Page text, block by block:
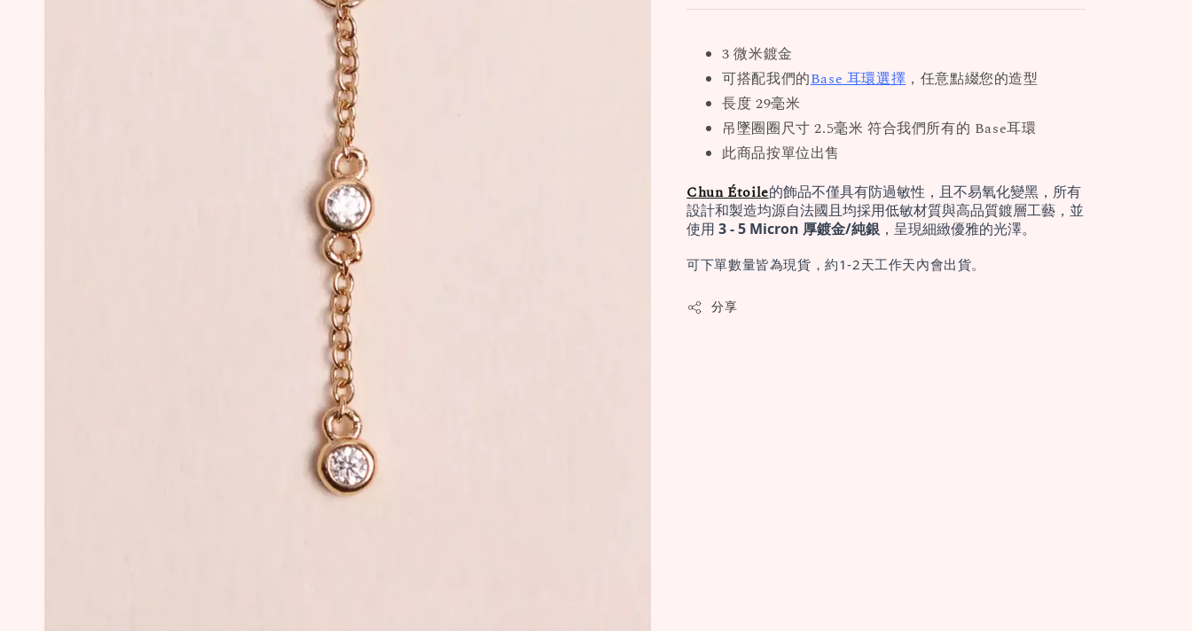
3 微米鍍金
可搭配我們的Base 耳環選擇 ，任意點綴您的造型
長度 29毫米
吊墜圈圈尺寸 2.5毫米 符合我們所有的 Base耳環
此商品按單位出售
Chun Étoile的飾品不僅具有防過敏性，且不易氧化變黑，所有
設計和製造均源自法國且均採用低敏材質與高品質鍍層工藝，並
使用 3 - 5 Micron 厚鍍金/純銀，呈現細緻優雅的光澤。
可下單數量皆為現貨，約1-2天工作天內會出貨。
分享